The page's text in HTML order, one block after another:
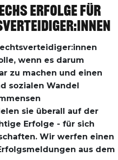
Erfolge für
wenn es darum
zu machen und einen
sozialen Wandel
sie überall auf der
Erfolge - für sich
Wir werfen einen
aus dem